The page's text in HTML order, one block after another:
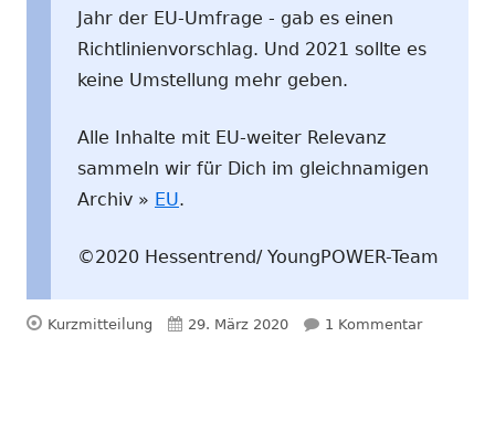
Jahr der EU-Umfrage - gab es einen
Richtlinienvorschlag. Und 2021 sollte es
keine Umstellung mehr geben.
Alle Inhalte mit EU-weiter Relevanz
sammeln wir für Dich im gleichnamigen
Archiv » EU.
©2020 Hessentrend/ YoungPOWER-Team
Format
Kurzmitteilung Veröffentlicht
29. März 2020 1 Kommentarzu